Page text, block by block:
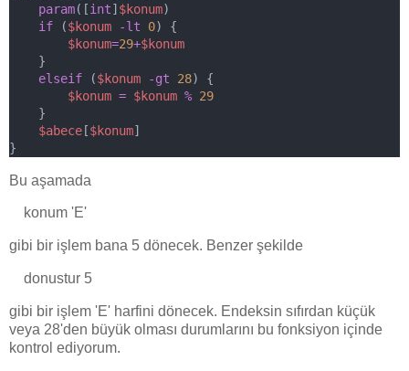
param([int] $konum)
if ($konum -lt 0) {
$konum=29+$konum
}
elseif ($konum -gt 28) {
$konum = $konum % 29
}
$abece [$konum]
}
Bu aşamada
konum 'E'
gibi bir işlem bana 5 dönecek. Benzer şekilde
donustur 5
gibi bir işlem 'E' harfini dönecek. Endeksin sıfırdan küçük
veya 28'den büyük olması durumlarını bu fonksiyon içinde
kontrol ediyorum.